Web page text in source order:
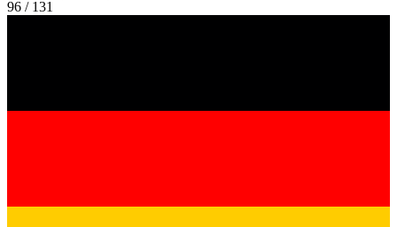
96 / 131